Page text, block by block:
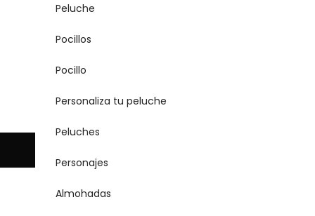
Peluche
Pocillos
Pocillo
Personaliza tu peluche
Peluches
Personajes
Almohadas